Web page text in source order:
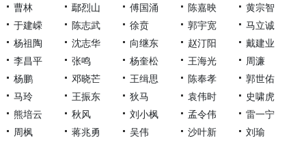
曹林
鄢烈山 傅国涌 陈嘉映
黄宗智
于建嵘
陈志武 徐贲 郭宇宽
马立诚
杨祖陶
沈志华 向继东 赵汀阳
戴建业
李昌平
张鸣 杨奎松 王海光
周濂
杨鹏
邓晓芒 王缉思 陈奉孝
郭世佑
马玲
王振东 狄马 袁伟时
史啸虎
熊培云
秋风 刘小枫 孟令伟
雷一宁
周枫
蒋兆勇 吴伟 沙叶新
刘瑜